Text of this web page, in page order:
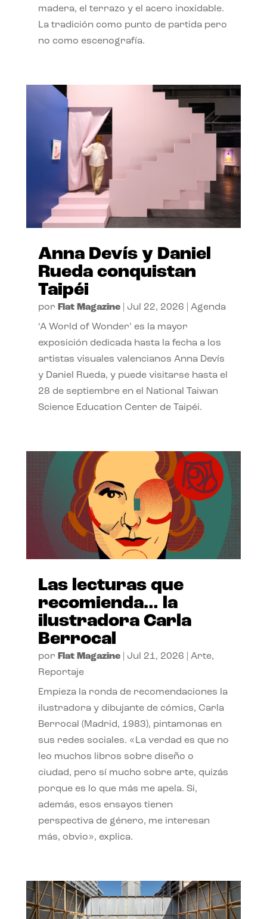
madera, el terrazo y el acero inoxidable.
La tradición como punto de partida pero
no como escenografía.
Anna Devís y Daniel
Rueda conquistan
Taipéi
por Flat Magazine| Jul 22, 2026 Agenda
‘A World of Wonder’ es la mayor
exposición dedicada hasta la fecha a los
artistas visuales valencianos Anna Devís
y Daniel Rueda, y puede visitarse hasta el
28 de septiembre en el National Taiwan
Science Education Center de Taipéi.
Las lecturas que
recomienda… la
ilustradora Carla
Berrocal
por Flat Magazine| Jul 21, 2026 Arte,
Reportaje
Empieza la ronda de recomendaciones la
ilustradora y dibujante de cómics, Carla
Berrocal (Madrid, 1983), pintamonas en
sus redes sociales. «La verdad es que no
leo muchos libros sobre diseño o
ciudad, pero sí mucho sobre arte, quizás
porque es lo que más me apela. Si,
además, esos ensayos tienen
perspectiva de género, me interesan
más, obvio», explica.